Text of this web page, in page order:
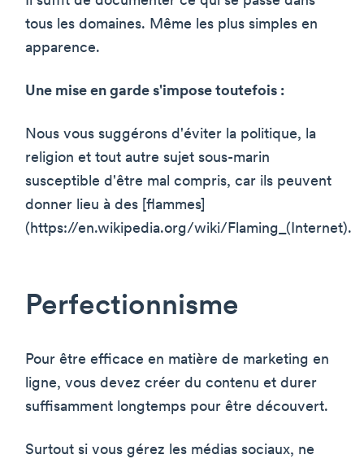
tous les domaines. Même les plus simples en
apparence.
Une mise en garde s'impose toutefois :
Nous vous suggérons d'éviter la politique, la
religion et tout autre sujet sous-marin
susceptible d'être mal compris, car ils peuvent
donner lieu à des [flammes]
(https://en.wikipedia.org/wiki/Flaming_(Internet).
Perfectionnisme
Pour être efficace en matière de marketing en
ligne, vous devez créer du contenu et durer
suffisamment longtemps pour être découvert.
Surtout si vous gérez les médias sociaux, ne